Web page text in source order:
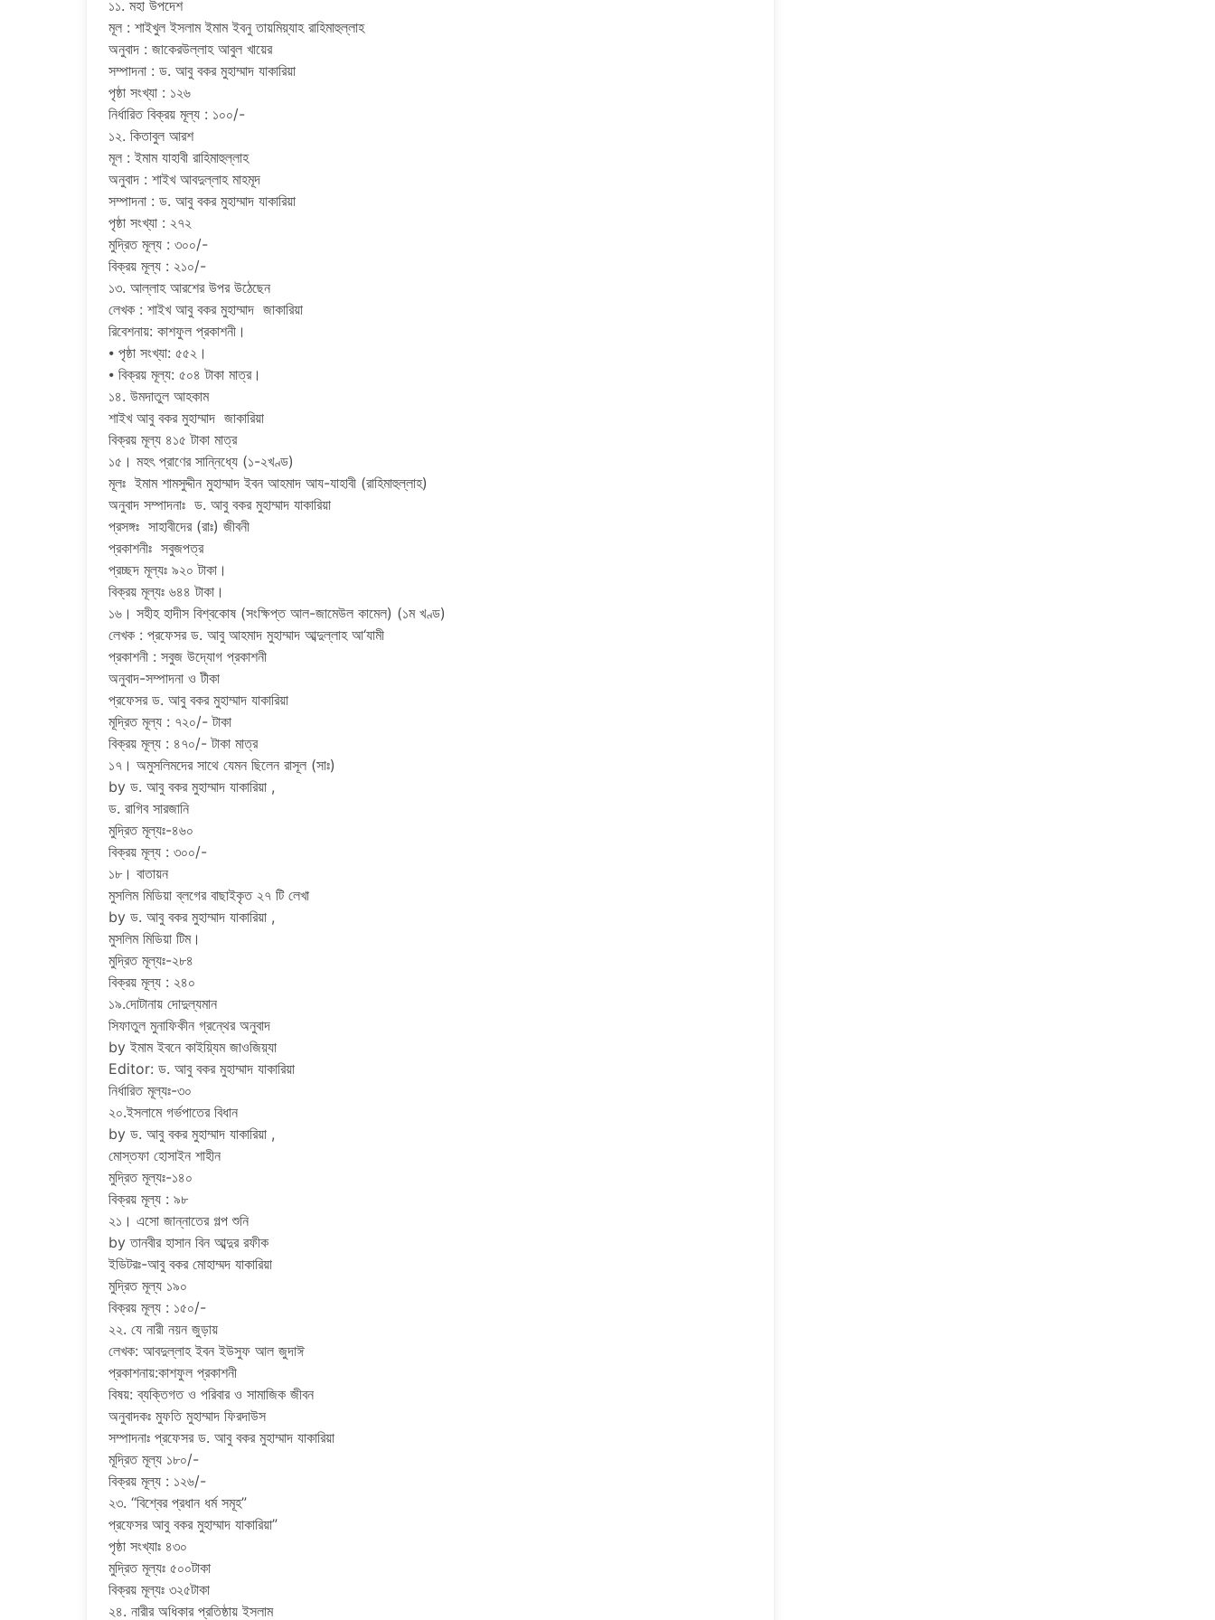
১১. মহা উপদেশ
মূল : শাইখুল ইসলাম ইমাম ইবনু তায়মিয়্যাহ রাহিমাহুল্লাহ
অনুবাদ : জাকেরউল্লাহ আবুল খায়ের
সম্পাদনা : ড. আবু বকর মুহাম্মাদ যাকারিয়া
পৃষ্ঠা সংখ্যা : ১২৬
নির্ধারিত বিক্রয় মূল্য : ১০০/-
১২. কিতাবুল আরশ
মূল : ইমাম যাহাবী রাহিমাহুল্লাহ
অনুবাদ : শাইখ আবদুল্লাহ মাহমূদ
সম্পাদনা : ড. আবু বকর মুহাম্মাদ যাকারিয়া
পৃষ্ঠা সংখ্যা : ২৭২
মুদ্রিত মূল্য : ৩০০/-
বিক্রয় মূল্য : ২১০/-
১৩. আল্লাহ আরশের উপর উঠেছেন
লেখক : শাইখ আবু বকর মুহাম্মাদ জাকারিয়া
রিবেশনায়: কাশফুল প্রকাশনী।
⦁ পৃষ্ঠা সংখ্যা: ৫৫২।
⦁ বিক্রয় মূল্য: ৫০৪ টাকা মাত্র।
১৪. উমদাতুল আহকাম
শাইখ আবু বকর মুহাম্মাদ জাকারিয়া
বিক্রয় মূল্য ৪১৫ টাকা মাত্র
১৫। মহৎ প্রাণের সান্নিধ্যে (১-২খণ্ড)
মূলঃ ইমাম শামসুদ্দীন মুহাম্মাদ ইবন আহমাদ আয-যাহাবী (রাহিমাহুল্লাহ)
অনুবাদ সম্পাদনাঃ ড. আবু বকর মুহাম্মাদ যাকারিয়া
প্রসঙ্গঃ সাহাবীদের (রাঃ) জীবনী
প্রকাশনীঃ সবুজপত্র
প্রচ্ছদ মূল্যঃ ৯২০ টাকা।
বিক্রয় মূল্যঃ ৬৪৪ টাকা।
১৬। সহীহ হাদীস বিশ্বকোষ (সংক্ষিপ্ত আল-জামেউল কামেল) (১ম খণ্ড)
লেখক : প্রফেসর ড. আবু আহমাদ মুহাম্মাদ আব্দুল্লাহ আ‘যামী
প্রকাশনী : সবুজ উদ্যোগ প্রকাশনী
অনুবাদ-সম্পাদনা ও টীকা
প্রফেসর ড. আবু বকর মুহাম্মাদ যাকারিয়া
মূদ্রিত মূল্য : ৭২০/- টাকা
বিক্রয় মূল্য : ৪৭০/- টাকা মাত্র
১৭। অমুসলিমদের সাথে যেমন ছিলেন রাসূল (সাঃ)
by ড. আবু বকর মুহাম্মাদ যাকারিয়া ,
ড. রাগিব সারজানি
মুদ্রিত মূল্যঃ-৪৬০
বিক্রয় মূল্য : ৩০০/-
১৮। বাতায়ন
মুসলিম মিডিয়া ব্লগের বাছাইকৃত ২৭ টি লেখা
by ড. আবু বকর মুহাম্মাদ যাকারিয়া ,
মুসলিম মিডিয়া টিম।
মুদ্রিত মূল্যঃ-২৮৪
বিক্রয় মূল্য : ২৪০
১৯.দোটানায় দোদুল্যমান
সিফাতুল মুনাফিকীন গ্রন্থের অনুবাদ
by ইমাম ইবনে কাইয়্যিম জাওজিয়্যা
Editor: ড. আবু বকর মুহাম্মাদ যাকারিয়া
নির্ধারিত মূল্যঃ-৩০
২০.ইসলামে গর্ভপাতের বিধান
by ড. আবু বকর মুহাম্মাদ যাকারিয়া ,
মোস্তফা হোসাইন শাহীন
মুদ্রিত মূল্যঃ-১৪০
বিক্রয় মূল্য : ৯৮
২১। এসো জান্নাতের গল্প শুনি
by তানবীর হাসান বিন আব্দুর রফীক
ইডিটরঃ-আবু বকর মোহাম্মদ যাকারিয়া
মুদ্রিত মূল্য ১৯০
বিক্রয় মূল্য : ১৫০/-
২২. যে নারী নয়ন জুড়ায়
লেখক: আবদুল্লাহ ইবন ইউসুফ আল জুদাঈ
প্রকাশনায়:কাশফুল প্রকাশনী
বিষয়: ব্যক্তিগত ও পরিবার ও সামাজিক জীবন
অনুবাদকঃ মুফতি মুহাম্মাদ ফিরদাউস
সম্পাদনাঃ প্রফেসর ড. আবু বকর মুহাম্মাদ যাকারিয়া
মূদ্রিত মূল্য ১৮০/-
বিক্রয় মূল্য : ১২৬/-
২৩. “বিশ্বের প্রধান ধর্ম সমূহ”
প্রফেসর আবু বকর মুহাম্মাদ যাকারিয়া”
পৃষ্ঠা সংখ্যাঃ ৪৩০
মুদ্রিত মূল্যঃ ৫০০টাকা
বিক্রয় মূল্যঃ ৩২৫টাকা
২৪. নারীর অধিকার প্রতিষ্ঠায় ইসলাম